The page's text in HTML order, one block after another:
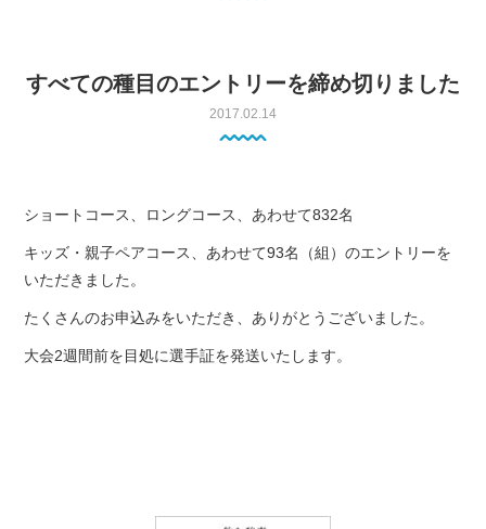
すべての種目のエントリーを締め切りました
2017.02.14
ショートコース、ロングコース、あわせて832名
キッズ・親子ペアコース、あわせて93名（組）のエントリーを
いただきました。
たくさんのお申込みをいただき、ありがとうございました。
大会2週間前を目処に選手証を発送いたします。